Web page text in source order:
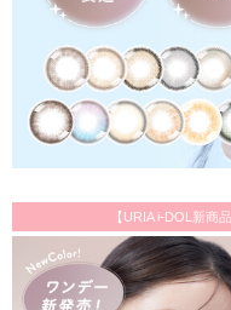
【URIA i-DOL新商